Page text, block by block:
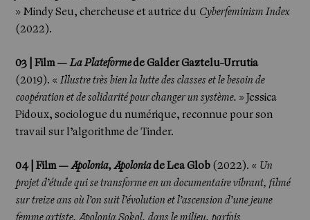
» Mindy Seu, chercheuse et autrice du Cyberfeminism Index
(2022).
03 | Film —La Plateformede Galder Gaztelu-Urrutia
(2019). «Illustre très bien la lutte des classes et le besoin de
coopération et de solidarité pour changer un système. » Jessica
Pidoux, sociologue du numérique, reconnue pour son
travail sur l’algorithme de Tinder.
04 | Film —Apolonia, Apoloniade Lea Glob (2022). « Un
projet d’étude qui se transforme en un documentaire vibrant, filmé
sur treize ans où l’on suit l’évolution et l’ascension d’une jeune
femme artiste, Apolonia Sokol, dans le milieu, parfois